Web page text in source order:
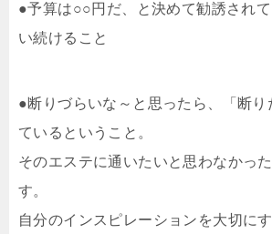
●予算は○○円だ、と決めて勧誘され
い続けること
●断りづらいな～と思ったら、「断り
ているということ。
そのエステに通いたいと思わなかっ
す。
自分のインスピレーションを大切にす